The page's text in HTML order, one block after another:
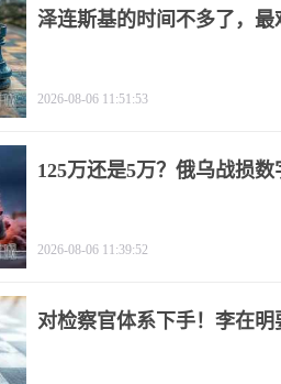
泽连斯基的时间不多了，最
2026-08-06 11:51:53
125万还是5万？俄乌战损
2026-08-06 11:39:52
对检察官体系下手！李在明